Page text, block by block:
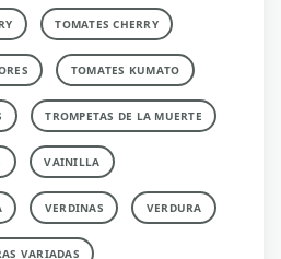
TOMATES CHERRY
TOMATES KUMATO
TROMPETAS DE LA MUERTE
VAINILLA
VERDINAS VERDURA
VARIADAS